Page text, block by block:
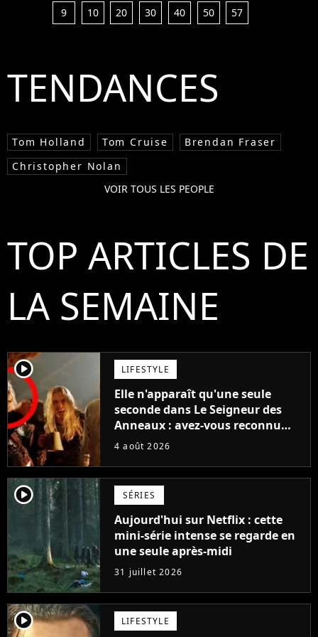
9
10 20 30 40 50 57
TENDANCES
Tom Holland Tom Cruise
Brendan Fraser
Christopher Nolan
VOIR TOUS LES PEOPLE
TOP ARTICLES DE
LA SEMAINE
player2 LIFESTYLE
Elle n'apparaît qu'une seule
seconde dans Le Seigneur des
Anneaux : avez-vous reconnu
cette légende du cinéma dans la
4 août 2026
player2 SÉRIES
Aujourd'hui sur Netflix : cette
mini-série intense se regarde en
une seule après-midi
31 juillet 2026
player2 LIFESTYLE